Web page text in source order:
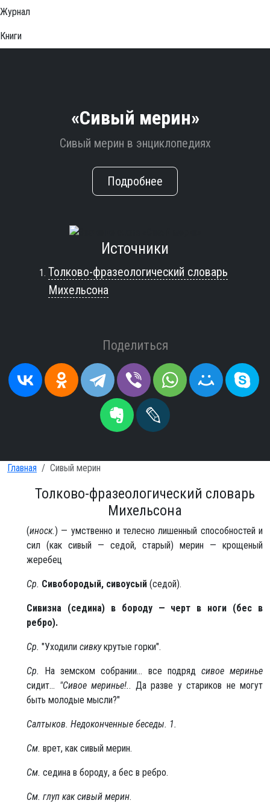
Журнал
Книги
«Сивый мерин»
Сивый мерин в энциклопедиях
Подробнее
Источники
Толково-фразеологический словарь
Михельсона
Поделиться
Главная Сивый мерин
Толково-фразеологический словарь
Михельсона
(иноск.) — умственно и телесно лишенный способностей и
сил (как сивый — седой, старый) мерин — крощеный
жеребец
Ср. Сивобородый, сивоусый (седой).
Сивизна (седина) в бороду — черт в ноги (бес в
ребро).
Ср. "Уходили сивкукрутые горки".
Ср. На земском собрании... все подряд сивое меринье
сидит... "Сивое меринье!.. Да разве у стариков не могут
быть молодые мысли?"
Салтыков. Недоконченные беседы. 1.
См. врет, как сивый мерин.
См. седина в бороду, а бес в ребро.
См. глуп как сивый мерин.